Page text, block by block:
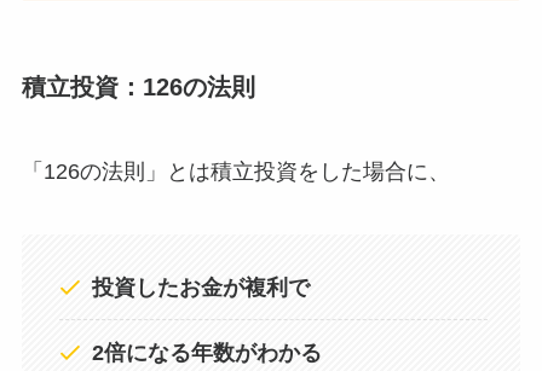
積立投資：126の法則
「126の法則」とは積立投資をした場合に、
投資したお金が複利で
2倍になる年数がわかる